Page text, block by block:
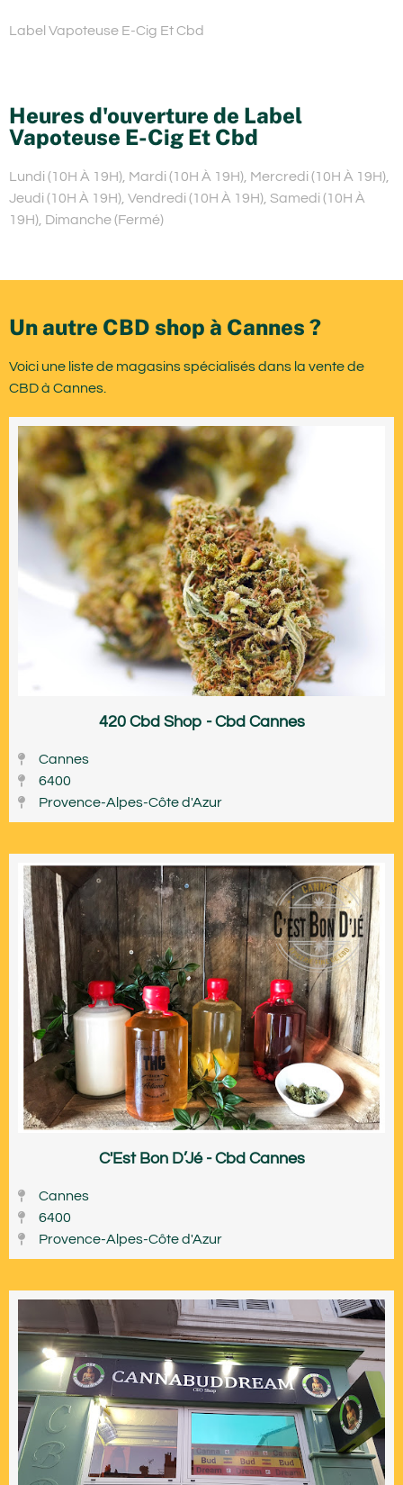
Label Vapoteuse E-Cig Et Cbd
Heures d'ouverture de Label
Vapoteuse E-Cig Et Cbd
Lundi (10H À 19H), Mardi (10H À 19H), Mercredi (10H À 19H),
Jeudi (10H À 19H), Vendredi (10H À 19H), Samedi (10H À
19H), Dimanche (Fermé)
Un autre CBD shop à Cannes ?
Voici une liste de magasins spécialisés dans la vente de
CBD à Cannes.
420 Cbd Shop - Cbd Cannes
Cannes
6400
Provence-Alpes-Côte d'Azur
C'Est Bon D’Jé - Cbd Cannes
Cannes
6400
Provence-Alpes-Côte d'Azur